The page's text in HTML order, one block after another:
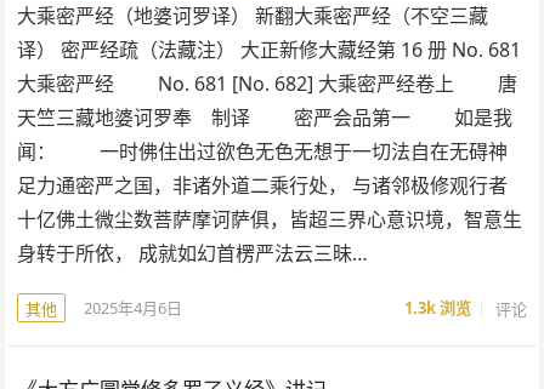
大乘密严经（地婆诃罗译） 新翻大乘密严经（不空三藏
译） 密严经疏（法藏注） 大正新修大藏经第 16 册 No. 681
大乘密严经 No. 681 [No. 682] 大乘密严经卷上 唐
天竺三藏地婆诃罗奉 制译 密严会品第一 如是我
闻： 一时佛住出过欲色无色无想于一切法自在无碍神
足力通密严之国，非诸外道二乘行处， 与诸邻极修观行者
十亿佛土微尘数菩萨摩诃萨俱，皆超三界心意识境，智意生
身转于所依， 成就如幻首楞严法云三昧…
其他 2025年4月6日 1.3k浏览 评论